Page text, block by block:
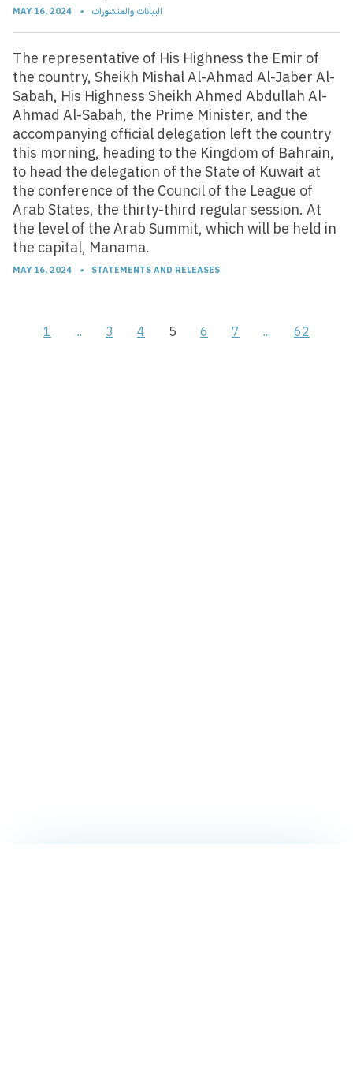
MAY 16, 2024 • البيانات والمنشورات
The representative of His Highness the Emir of
the country, Sheikh Mishal Al-Ahmad Al-Jaber Al-
Sabah, His Highness Sheikh Ahmed Abdullah Al-
Ahmad Al-Sabah, the Prime Minister, and the
accompanying official delegation left the country
this morning, heading to the Kingdom of Bahrain,
to head the delegation of the State of Kuwait at
the conference of the Council of the League of
Arab States, the thirty-third regular session. At
the level of the Arab Summit, which will be held in
the capital, Manama.
MAY 16, 2024 • STATEMENTS AND RELEASES
1 ... 3 4 5 6 7 ... 62